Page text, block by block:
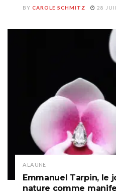
BY CAROLE SCHMITZ 28
A LA UNE
Emmanuel Tarpin, le
nature comme